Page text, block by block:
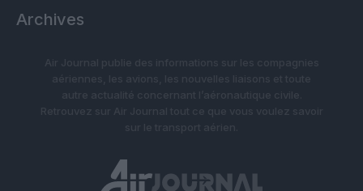
Archives